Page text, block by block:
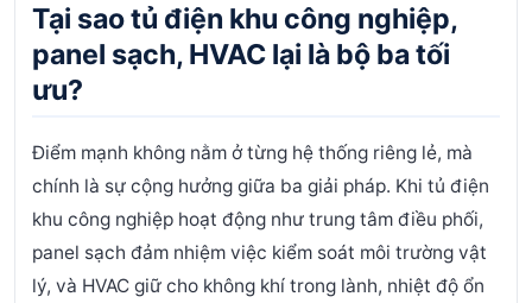
Tại sao tủ điện khu công nghiệp,
panel sạch, HVAC lại là bộ ba tối
ưu?
Điểm mạnh không nằm ở từng hệ thống riêng lẻ, mà
chính là sự cộng hưởng giữa ba giải pháp. Khi tủ điện
khu công nghiệp hoạt động như trung tâm điều phối,
panel sạch đảm nhiệm việc kiểm soát môi trường vật
lý, và HVAC giữ cho không khí trong lành, nhiệt độ ổn